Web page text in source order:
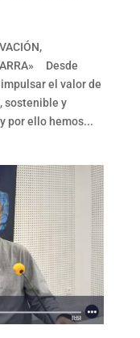
Desde
el valor de
sostenible y
por ello hemos...